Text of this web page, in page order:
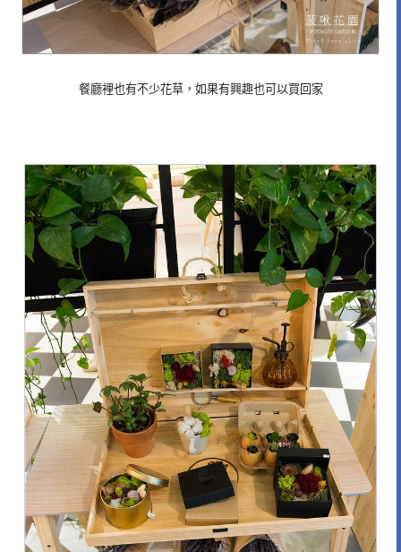
餐廳裡也有不少花草，如果有興趣也可以買回家